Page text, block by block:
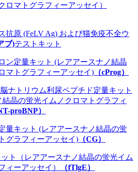
ロマトグラフィーアッセイ）
抗原 (FeLV Ag) および猫免疫不全ウ
ブ)テストキット
ン定量キット (レアアースナノ結晶
マトグラフィーアッセイ) （cProg）
ナトリウム利尿ペプチド定量キット
晶の蛍光イムノクロマトグラフィ
proBNP）
量キット (レアアースナノ結晶の蛍
グラフィーアッセイ) （CG）
ト（レアアースナノ結晶の蛍光イム
ィーアッセイ）
（fTlgE）